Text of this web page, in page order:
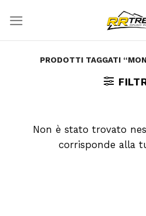
content
PRODOTTI TAGGATI
Non è stato trovato
corrisponde alla